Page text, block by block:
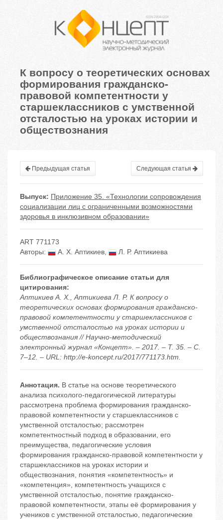
К вопросу о теоретических основах
формирования гражданско-
правовой компетентности у
старшеклассников с умственной
отсталостью на уроках истории и
обществознания
Предыдущая статья Следующая статья
Выпуск: Приложение 35. «Технологии сопровождения
социализации лиц с ограниченными возможностями
здоровья в инклюзивном образовании»
ART 771173
Авторы:
А. Х. Аптикиев, Л. Р. Аптикиева
Библиографическое описание статьи для
цитирования:
Аптикиев А. Х., Аптикиева Л. Р. К вопросу о
теоретических основах формирования гражданско-
правовой компетентности у старшеклассников с
умственной отсталостью на уроках истории и
обществознания // Научно-методический
электронный журнал «Концепт». – 2017. – Т. 35. – С.
7–12. – URL: http://e-koncept.ru/2017/771173.htm.
Аннотация. В статье на основе теоретического
анализа психолого-педагогической литературы
рассмотрена проблема формирования гражданско-
правовой компетентности у старшеклассников с
умственной отсталостью; рассмотрен
компетентностный подход в образовании, его
преимущества, педагогические условия
формирования гражданско-правовой компетентности у
старшеклассников на уроках истории и
обществознания, понятия «компетентность» и
«компетенция», компетентность учащихся с
умственной отсталостью, понятие гражданско-
правовой компетентности, этапы её формирования у
учеников с умственной отсталостью, педагогические